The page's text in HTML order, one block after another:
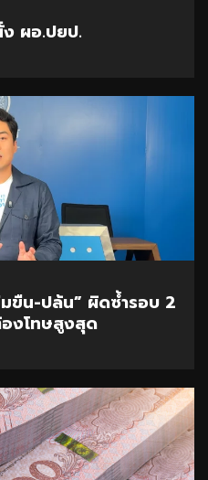
ผอ.ปยป.
ขืน-ปล้น” ผิดซ้ำรอบ 2
งโทษสูงสุด